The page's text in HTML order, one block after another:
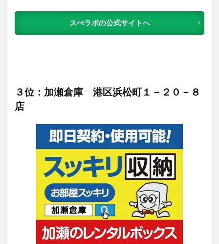
スぺラボの公式サイトへ
３位：加瀬倉庫 港区浜松町１－２０－８
店